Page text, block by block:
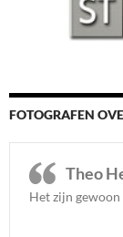
FOTOGRAFEN
Theo
Het zijn gewoon